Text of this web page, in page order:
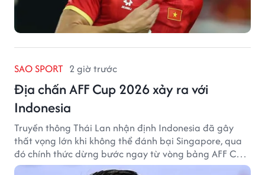
SAO SPORT 2 giờ trước
Địa chấn AFF Cup 2026 xảy ra với
Indonesia
Truyền thông Thái Lan nhận định Indonesia đã gây
thất vọng lớn khi không thể đánh bại Singapore, qua
đó chính thức dừng bước ngay từ vòng bảng AFF Cup
2026.